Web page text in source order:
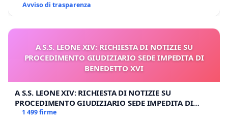
Avviso di trasparenza
A S.S. LEONE XIV: RICHIESTA DI NOTIZIE SU
PROCEDIMENTO GIUDIZIARIO SEDE IMPEDITA DI
BENEDETTO XVI
A S.S. LEONE XIV: RICHIESTA DI NOTIZIE SU
PROCEDIMENTO GIUDIZIARIO SEDE IMPEDITA DI
BENEDETTO XVI
1 499 firme